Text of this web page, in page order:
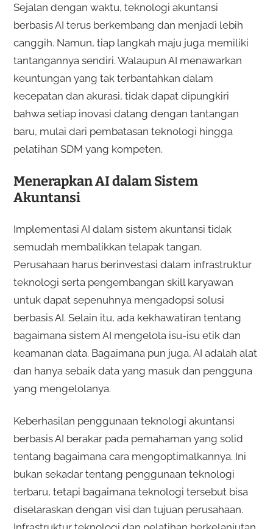
Sejalan dengan waktu, teknologi akuntansi
berbasis AI terus berkembang dan menjadi lebih
canggih. Namun, tiap langkah maju juga memiliki
tantangannya sendiri. Walaupun AI menawarkan
keuntungan yang tak terbantahkan dalam
kecepatan dan akurasi, tidak dapat dipungkiri
bahwa setiap inovasi datang dengan tantangan
baru, mulai dari pembatasan teknologi hingga
pelatihan SDM yang kompeten.
Menerapkan AI dalam Sistem
Akuntansi
Implementasi AI dalam sistem akuntansi tidak
semudah membalikkan telapak tangan.
Perusahaan harus berinvestasi dalam infrastruktur
teknologi serta pengembangan skill karyawan
untuk dapat sepenuhnya mengadopsi solusi
berbasis AI. Selain itu, ada kekhawatiran tentang
bagaimana sistem AI mengelola isu-isu etik dan
keamanan data. Bagaimana pun juga, AI adalah alat
dan hanya sebaik data yang masuk dan pengguna
yang mengelolanya.
Keberhasilan penggunaan teknologi akuntansi
berbasis AI berakar pada pemahaman yang solid
tentang bagaimana cara mengoptimalkannya. Ini
bukan sekadar tentang penggunaan teknologi
terbaru, tetapi bagaimana teknologi tersebut bisa
diselaraskan dengan visi dan tujuan perusahaan.